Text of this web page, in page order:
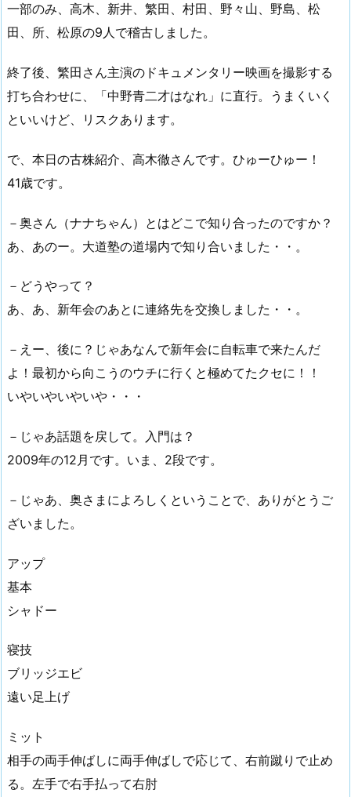
一部のみ、高木、新井、繁田、村田、野々山、野島、松
田、所、松原の9人で稽古しました。
終了後、繁田さん主演のドキュメンタリー映画を撮影する
打ち合わせに、「中野青二才はなれ」に直行。うまくいく
といいけど、リスクあります。
で、本日の古株紹介、高木徹さんです。ひゅーひゅー！
41歳です。
－奥さん（ナナちゃん）とはどこで知り合ったのですか？
あ、あのー。大道塾の道場内で知り合いました・・。
－どうやって？
あ、あ、新年会のあとに連絡先を交換しました・・。
－えー、後に？じゃあなんで新年会に自転車で来たんだ
よ！最初から向こうのウチに行くと極めてたクセに！！
いやいやいやいや・・・
－じゃあ話題を戻して。入門は？
2009年の12月です。いま、2段です。
－じゃあ、奥さまによろしくということで、ありがとうご
ざいました。
アップ
基本
シャドー
寝技
ブリッジエビ
遠い足上げ
ミット
相手の両手伸ばしに両手伸ばしで応じて、右前蹴りで止め
る。左手で右手払って右肘